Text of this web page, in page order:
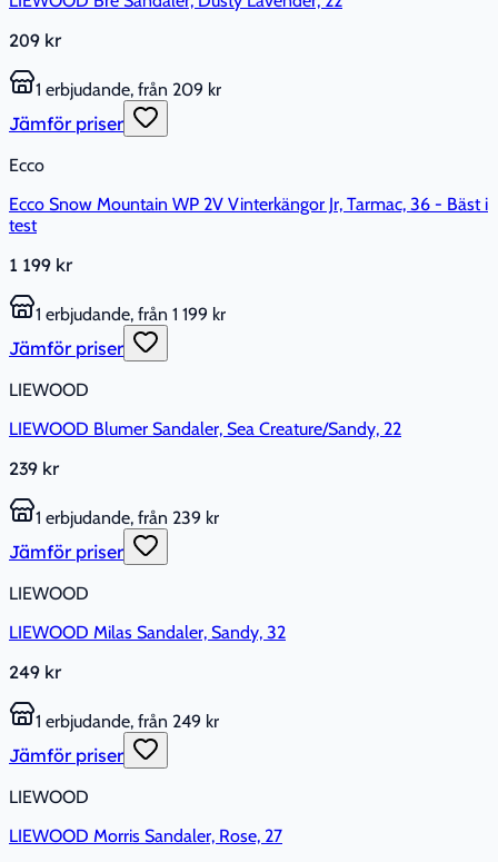
209 kr
1 erbjudande, från 209 kr
Jämför priser
Ecco
Ecco Snow Mountain WP 2V Vinterkängor Jr, Tarmac, 36 - Bäst i
test
1 199 kr
1 erbjudande, från 1 199 kr
Jämför priser
LIEWOOD
LIEWOOD Blumer Sandaler, Sea Creature/Sandy, 22
239 kr
1 erbjudande, från 239 kr
Jämför priser
LIEWOOD
LIEWOOD Milas Sandaler, Sandy, 32
249 kr
1 erbjudande, från 249 kr
Jämför priser
LIEWOOD
LIEWOOD Morris Sandaler, Rose, 27